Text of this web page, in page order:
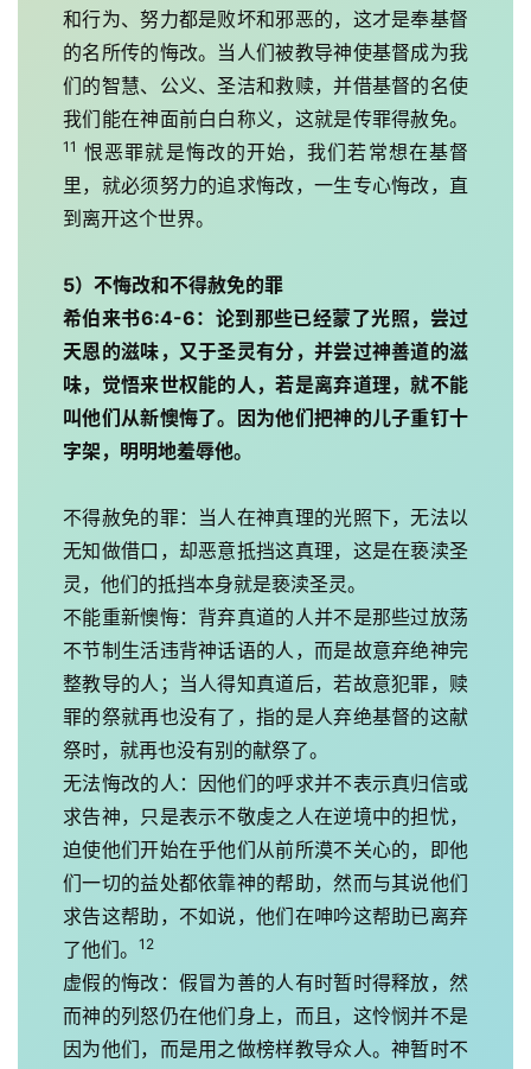
和行为、努力都是败坏和邪恶的，这才是奉基督
的名所传的悔改。当人们被教导神使基督成为我
们的智慧、公义、圣洁和救赎，并借基督的名使
我们能在神面前白白称义，这就是传罪得赦免。
11 恨恶罪就是悔改的开始，我们若常想在基督
里，就必须努力的追求悔改，一生专心悔改，直
到离开这个世界。
5）不悔改和不得赦免的罪
希伯来书6:4-6：论到那些已经蒙了光照，尝过
天恩的滋味，又于圣灵有分，并尝过神善道的滋
味，觉悟来世权能的人，若是离弃道理，就不能
叫他们从新懊悔了。因为他们把神的儿子重钉十
字架，明明地羞辱他。
不得赦免的罪：当人在神真理的光照下，无法以
无知做借口，却恶意抵挡这真理，这是在亵渎圣
灵，他们的抵挡本身就是亵渎圣灵。
不能重新懊悔：背弃真道的人并不是那些过放荡
不节制生活违背神话语的人，而是故意弃绝神完
整教导的人；当人得知真道后，若故意犯罪，赎
罪的祭就再也没有了，指的是人弃绝基督的这献
祭时，就再也没有别的献祭了。
无法悔改的人：因他们的呼求并不表示真归信或
求告神，只是表示不敬虔之人在逆境中的担忧，
迫使他们开始在乎他们从前所漠不关心的，即他
们一切的益处都依靠神的帮助，然而与其说他们
求告这帮助，不如说，他们在呻吟这帮助已离弃
了他们。
12
虚假的悔改：假冒为善的人有时暂时得释放，然
而神的列怒仍在他们身上，而且，这怜悯并不是
因为他们，而是用之做榜样教导众人。神暂时不